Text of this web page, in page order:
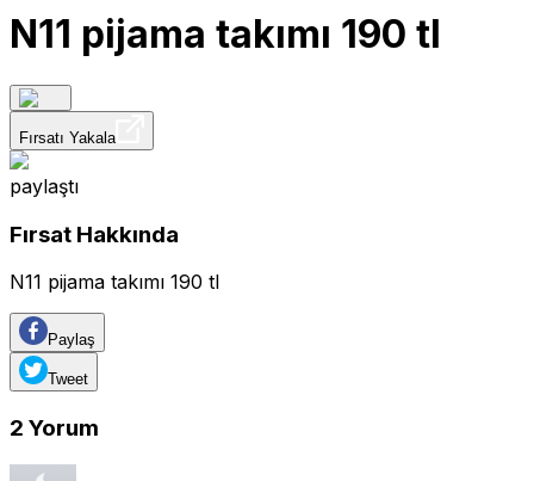
N11 pijama takımı 190 tl
Fırsatı Yakala
paylaştı
Fırsat Hakkında
N11 pijama takımı 190 tl
Paylaş
Tweet
2 Yorum